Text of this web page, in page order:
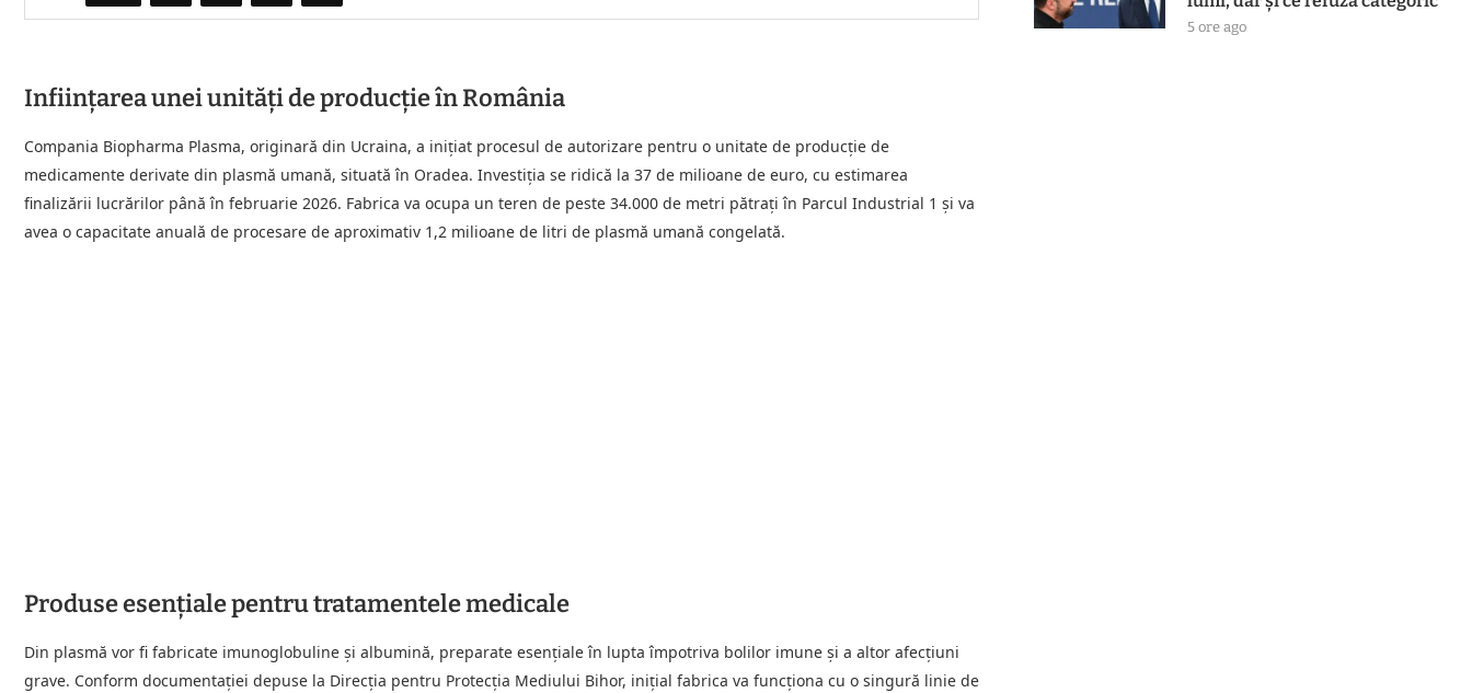
Inființarea unei unități de producție în România
Compania Biopharma Plasma, originară din Ucraina, a inițiat procesul de autorizare pentru o unitate de producție de
medicamente derivate din plasmă umană, situată în Oradea. Investiția se ridică la 37 de milioane de euro, cu estimarea
finalizării lucrărilor până în februarie 2026. Fabrica va ocupa un teren de peste 34.000 de metri pătrați în Parcul Industrial 1 și va
avea o capacitate anuală de procesare de aproximativ 1,2 milioane de litri de plasmă umană congelată.
Produse esențiale pentru tratamentele medicale
Din plasmă vor fi fabricate imunoglobuline și albumină, preparate esențiale în lupta împotriva bolilor imune și a altor afecțiuni
grave. Conform documentației depuse la Direcția pentru Protecția Mediului Bihor, inițial fabrica va funcționa cu o singură linie de
5 ore ago